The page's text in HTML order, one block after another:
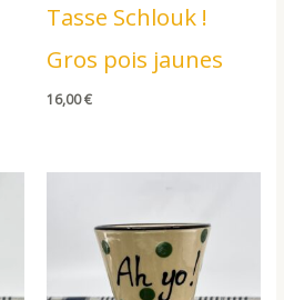
Tasse Schlouk !
Gros pois jaunes
16,00€